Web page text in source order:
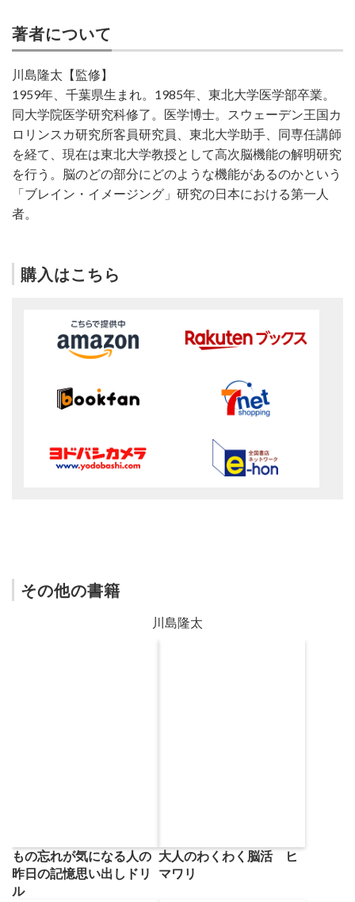
著者について
川島隆太【監修】
1959年、千葉県生まれ。1985年、東北大学医学部卒業。
同大学院医学研究科修了。医学博士。スウェーデン王国カ
ロリンスカ研究所客員研究員、東北大学助手、同専任講師
を経て、現在は東北大学教授として高次脳機能の解明研究
を行う。脳のどの部分にどのような機能があるのかという
「ブレイン・イメージング」研究の日本における第一人
者。
購入はこちら
その他の書籍
川島隆太
もの忘れが気になる人の
昨日の記憶思い出しドリ
ル
大人のわくわく脳活 ヒ
マワリ